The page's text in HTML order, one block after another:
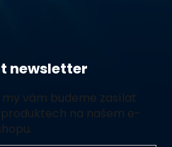
newsletter
vám budeme zasílat
na našem e-